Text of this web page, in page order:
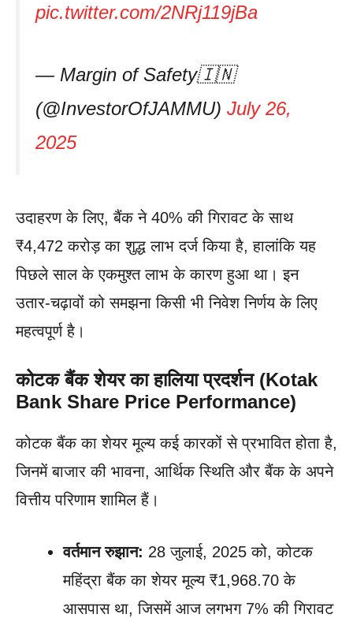
pic.twitter.com/2NRj119jBa
— Margin of Safety🇮🇳
(@InvestorOfJAMMU) July 26,
2025
उदाहरण के लिए, बैंक ने 40% की गिरावट के साथ
₹4,472 करोड़ का शुद्ध लाभ दर्ज किया है, हालांकि यह
पिछले साल के एकमुश्त लाभ के कारण हुआ था। इन
उतार-चढ़ावों को समझना किसी भी निवेश निर्णय के लिए
महत्वपूर्ण है।
कोटक बैंक शेयर का हालिया प्रदर्शन (Kotak
Bank Share Price Performance)
कोटक बैंक का शेयर मूल्य कई कारकों से प्रभावित होता है,
जिनमें बाजार की भावना, आर्थिक स्थिति और बैंक के अपने
वित्तीय परिणाम शामिल हैं।
वर्तमान रुझान: 28 जुलाई, 2025 को, कोटक
महिंद्रा बैंक का शेयर मूल्य ₹1,968.70 के
आसपास था, जिसमें आज लगभग 7% की गिरावट